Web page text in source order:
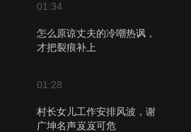
01:34
怎么原谅丈夫的冷嘲热讽，
才把裂痕补上
01:28
村长女儿工作安排风波，谢
广坤名声岌岌可危